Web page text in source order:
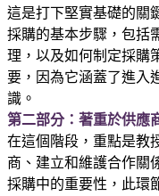
這是打下堅實基礎的關
採購的基本步驟，包括
理，以及如何制定採購
要，因為它涵蓋了進入
識。
第二部分：著重於供應
在這個階段，重點是教
商、建立和維護合作關
採購中的重要性，此環